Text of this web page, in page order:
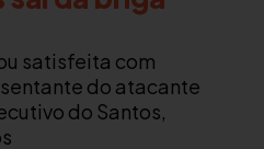
satisfeita com
do atacante
do Santos,